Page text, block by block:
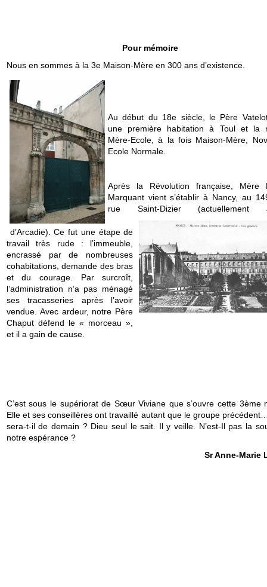
Pour mémoire
Nous en sommes à la 3e Maison-Mère en 300 ans d’existence.
Au début du 18e siècle, le Père
une première habitation à Toul et la
Mère-Ecole, à la fois Maison-Mère,
Ecole Normale.
Après la Révolution française, Mère
Marquant vient s’établir à Nancy, au
rue Saint-Dizier(actuellement
d’Arcadie). Ce fut une étape de
travail très rude : l’immeuble,
encrassé par de nombreuses
cohabitations, demande des bras
et du courage. Par surcroît,
l’administration n’a pas ménagé
ses tracasseries après l’avoir
vendue. Avec ardeur, notre Père
Chaput défend le « morceau »,
et il a gain de cause.
C’est sous le supériorat de Sœur Viviane que s’ouvre cette 3ème
Elle et ses conseillères ont travaillé autant que le groupe
sera-t-il de demain ? Dieu seul le sait. Il y veille. N’est-Il pas la
notre espérance ?
Sr Anne-Marie